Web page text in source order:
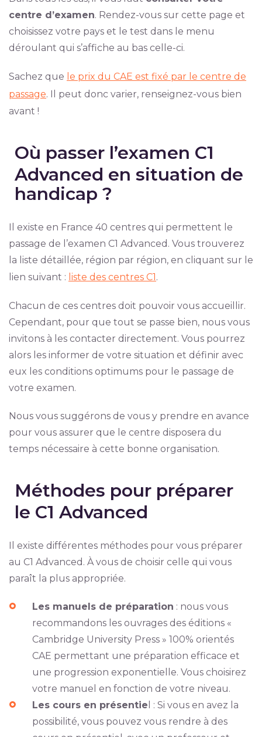
centre d’examen. Rendez-vous sur cette page et
choisissez votre pays et le test dans le menu
déroulant qui s’affiche au bas celle-ci.
Sachez que le prix du CAE est fixé par le centre de
passage. Il peut donc varier, renseignez-vous bien
avant !
Où passer l’examen C1
Advanced en situation de
handicap ?
Il existe en France 40 centres qui permettent le
passage de l’examen C1 Advanced. Vous trouverez
la liste détaillée, région par région, en cliquant sur le
lien suivant : liste des centres C1 .
Chacun de ces centres doit pouvoir vous accueillir.
Cependant, pour que tout se passe bien, nous vous
invitons à les contacter directement. Vous pourrez
alors les informer de votre situation et définir avec
eux les conditions optimums pour le passage de
votre examen.
Nous vous suggérons de vous y prendre en avance
pour vous assurer que le centre disposera du
temps nécessaire à cette bonne organisation.
Méthodes pour préparer
le C1 Advanced
Il existe différentes méthodes pour vous préparer
au C1 Advanced. À vous de choisir celle qui vous
paraît la plus appropriée.
Les manuels de préparation : nous vous
recommandons les ouvrages des éditions «
Cambridge University Press » 100% orientés
CAE permettant une préparation efficace et
une progression exponentielle. Vous choisirez
votre manuel en fonction de votre niveau.
Les cours en présentie l : Si vous en avez la
possibilité, vous pouvez vous rendre à des